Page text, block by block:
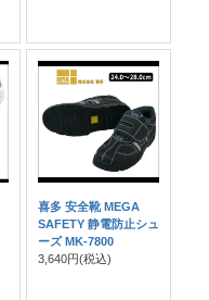
喜多 安全靴 MEGA
SAFETY 静電防止シュ
ーズ MK-7800
3,640円(税込)